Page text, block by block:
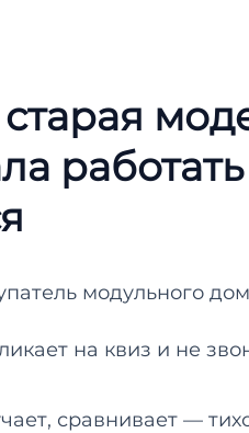
модульного
на квиз и не
сравнивает —